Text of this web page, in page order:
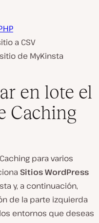
a CSV
de MyKinsta
en lote el
Caching
para varios
Sitios WordPress
y, a continuación,
de la parte izquierda
entornos que deseas